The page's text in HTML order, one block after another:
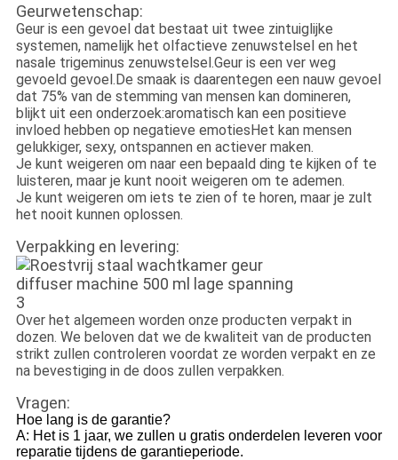
Geurwetenschap:
Geur is een gevoel dat bestaat uit twee zintuiglijke
systemen, namelijk het olfactieve zenuwstelsel en het
nasale trigeminus zenuwstelsel.Geur is een ver weg
gevoeld gevoel.De smaak is daarentegen een nauw gevoel
dat 75% van de stemming van mensen kan domineren,
blijkt uit een onderzoek:aromatisch kan een positieve
invloed hebben op negatieve emotiesHet kan mensen
gelukkiger, sexy, ontspannen en actiever maken.
Je kunt weigeren om naar een bepaald ding te kijken of te
luisteren, maar je kunt nooit weigeren om te ademen.
Je kunt weigeren om iets te zien of te horen, maar je zult
het nooit kunnen oplossen.
Verpakking en levering:
Over het algemeen worden onze producten verpakt in
dozen. We beloven dat we de kwaliteit van de producten
strikt zullen controleren voordat ze worden verpakt en ze
na bevestiging in de doos zullen verpakken.
Vragen:
Hoe lang is de garantie?
A: Het is 1 jaar, we zullen u gratis onderdelen leveren voor
reparatie tijdens de garantieperiode.